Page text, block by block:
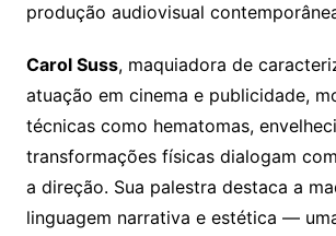
produção audiovisual
Carol Suss, maquiadora de
atuação em cinema e publicidade,
técnicas como hematomas,
transformações físicas dialogam
a direção. Sua palestra destaca a
linguagem narrativa e estética —